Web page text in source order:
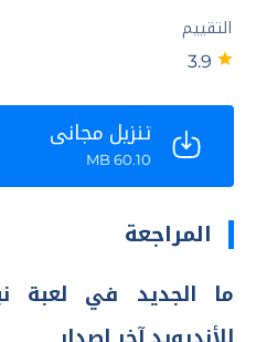
التقييم
تنزيل مجاني
60.10 MB
المراجعة